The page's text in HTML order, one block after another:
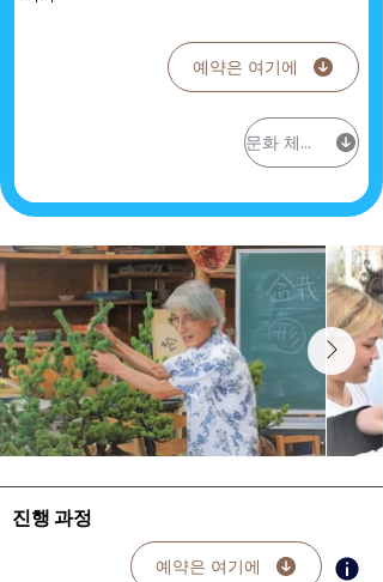
예약은 여기에
문화 체험 이야기
진행 과정
예약은 여기에